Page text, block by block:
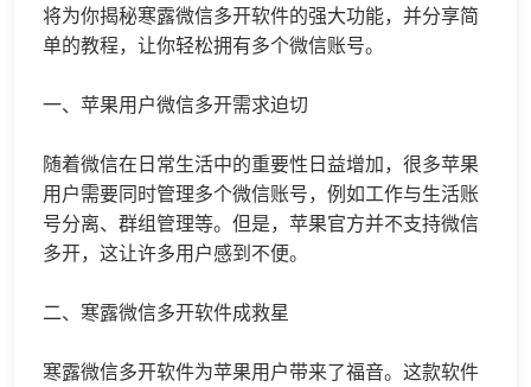
将为你揭秘寒露微信多开软件的强大功能，并分享简
单的教程，让你轻松拥有多个微信账号。
一、苹果用户微信多开需求迫切
随着微信在日常生活中的重要性日益增加，很多苹果
用户需要同时管理多个微信账号，例如工作与生活账
号分离、群组管理等。但是，苹果官方并不支持微信
多开，这让许多用户感到不便。
二、寒露微信多开软件成救星
寒露微信多开软件为苹果用户带来了福音。这款软件